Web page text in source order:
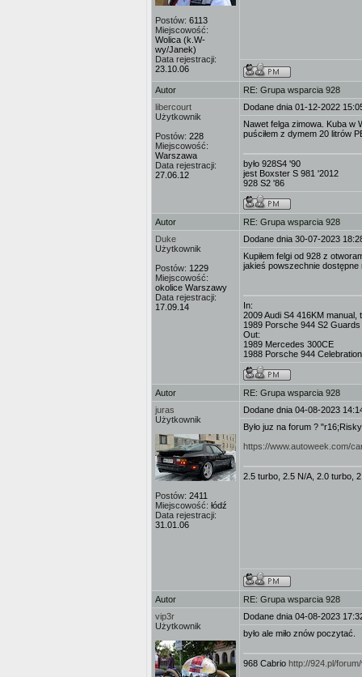
Postów: 6113
Miejscowość:
Wolica (k.W-
wy/Janek)
Data rejestracji:
23.10.06
Autor
RE: Grupa wsparcia 928
libercourt
Użytkownik
Postów: 228
Miejscowość:
Warszawa
Data rejestracji:
27.06.12
Dodane dnia 01-12-2022
Nawet felga zimowa. Kuba w
puściłem z dymem 20 litrów
było 928S4 '90
jest Boxster S 981 '2012
928 S2 '86
Autor
RE: Grupa wsparcia 928
Duke
Użytkownik
Postów: 1229
Miejscowość:
okolice Warszawy
Data rejestracji:
17.09.14
Dodane dnia 30-07-2023
Kupiłem felgi od 928 z
jakieś powszechnie dostępne
In:
2009 Audi S4 416KM manual,
1989 Porsche 944 S2
Out:
1989 Mercedes 300CE
1988 Porsche 944
Autor
RE: Grupa wsparcia 928
juras
Użytkownik
Postów: 2411
Miejscowość: łódź
Data rejestracji:
31.01.06
Dodane dnia 04-08-2023
Było juz na forum ?
https://www.autoweek.com/
2.5 turbo, 2.5 N/A, 2.0 turbo,
Autor
RE: Grupa wsparcia 928
vip3r
Użytkownik
Dodane dnia 04-08-2023
było ale miło znów poczytać.
968 Cabrio http://924.pl/